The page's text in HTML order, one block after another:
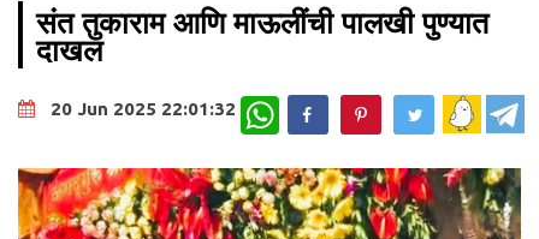
संत तुकाराम आणि माऊलींची पालखी पुण्यात
दाखल
20 Jun 2025 22:01:32 WhatsApp